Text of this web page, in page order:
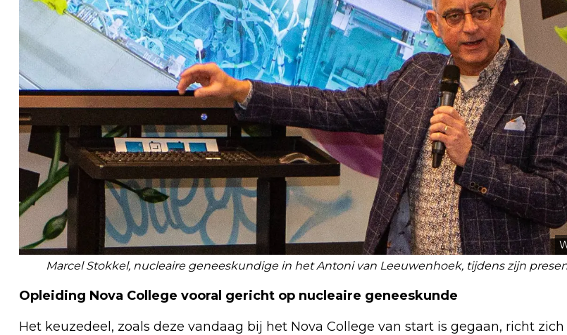
Marcel Stokkel, nucleaire geneeskundige in het Antoni van Leeuwenhoek, tijdens zijn
Opleiding Nova College vooral gericht op nucleaire geneeskunde
Het keuzedeel, zoals deze vandaag bij het Nova College van start is gegaan, richt